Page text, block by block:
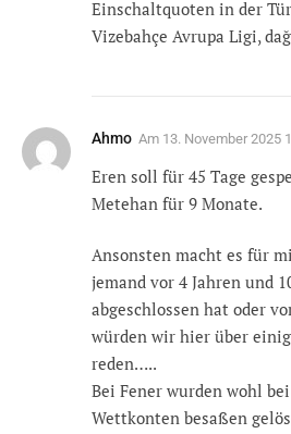
Einschaltquoten in der
Vizebahçe Avrupa Ligi,
Ahmo Am 13. November 2025
Eren soll für 45 Tage
Metehan für 9 Monate.
Ansonsten macht es für
jemand vor 4 Jahren und
abgeschlossen hat oder
würden wir hier über
reden…..
Bei Fener wurden wohl
Wettkonten besaßen